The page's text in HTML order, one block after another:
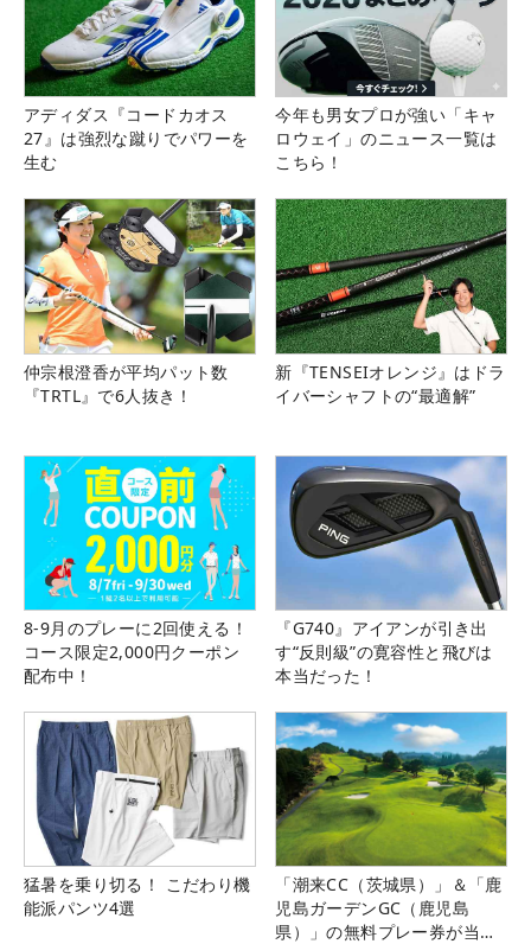
アディダス『コードカオス
27』は強烈な蹴りでパワーを
生む
今年も男女プロが強い「キャ
ロウェイ」のニュース一覧は
こちら！
仲宗根澄香が平均パット数
『TRTL』で6人抜き！
新『TENSEIオレンジ』はドラ
イバーシャフトの“最適解”
8-9月のプレーに2回使える！
コース限定2,000円クーポン
配布中！
『G740』アイアンが引き出
す“反則級”の寛容性と飛びは
本当だった！
猛暑を乗り切る！ こだわり機
能派パンツ4選
「潮来CC（茨城県）」＆「鹿
児島ガーデンGC（鹿児島
県）」の無料プレー券が当た